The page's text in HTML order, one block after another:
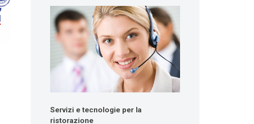
Servizi e tecnologie per la
ristorazione